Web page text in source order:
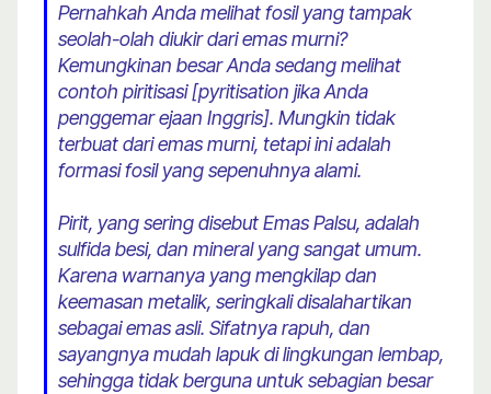
Pernahkah Anda melihat fosil yang tampak
seolah-olah diukir dari emas murni?
Kemungkinan besar Anda sedang melihat
contoh piritisasi [pyritisation jika Anda
penggemar ejaan Inggris]. Mungkin tidak
terbuat dari emas murni, tetapi ini adalah
formasi fosil yang sepenuhnya alami.
Pirit, yang sering disebut Emas Palsu, adalah
sulfida besi, dan mineral yang sangat umum.
Karena warnanya yang mengkilap dan
keemasan metalik, seringkali disalahartikan
sebagai emas asli. Sifatnya rapuh, dan
sayangnya mudah lapuk di lingkungan lembap,
sehingga tidak berguna untuk sebagian besar